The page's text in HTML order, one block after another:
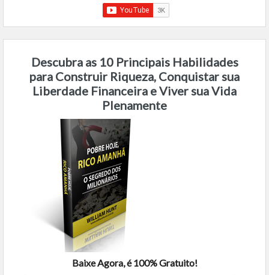
Descubra as 10 Principais Habilidades
para Construir Riqueza, Conquistar sua
Liberdade Financeira e Viver sua Vida
Plenamente
Baixe Agora, é 100% Gratuito!